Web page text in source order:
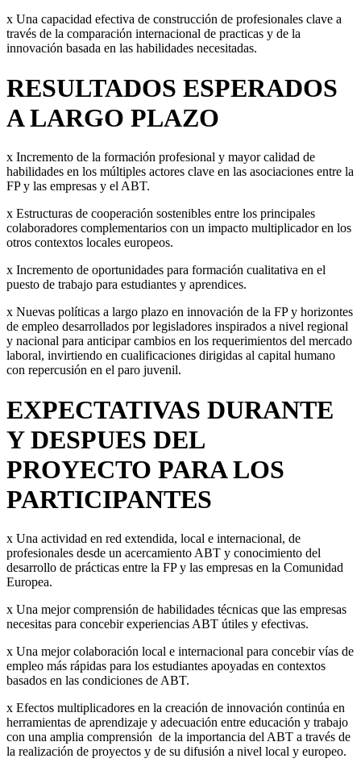
x Una capacidad efectiva de construcción de profesionales clave a
través de la comparación internacional de practicas y de la
innovación basada en las habilidades necesitadas.
RESULTADOS ESPERADOS
A LARGO PLAZO
x Incremento de la formación profesional y mayor calidad de
habilidades en los múltiples actores clave en las asociaciones entre la
FP y las empresas y el ABT.
x Estructuras de cooperación sostenibles entre los principales
colaboradores complementarios con un impacto multiplicador en los
otros contextos locales europeos.
x Incremento de oportunidades para formación cualitativa en el
puesto de trabajo para estudiantes y aprendices.
x Nuevas políticas a largo plazo en innovación de la FP y horizontes
de empleo desarrollados por legisladores inspirados a nivel regional
y nacional para anticipar cambios en los requerimientos del mercado
laboral, invirtiendo en cualificaciones dirigidas al capital humano
con repercusión en el paro juvenil.
EXPECTATIVAS DURANTE
Y DESPUES DEL
PROYECTO PARA LOS
PARTICIPANTES
x Una actividad en red extendida, local e internacional, de
profesionales desde un acercamiento ABT y conocimiento del
desarrollo de prácticas entre la FP y las empresas en la Comunidad
Europea.
x Una mejor comprensión de habilidades técnicas que las empresas
necesitas para concebir experiencias ABT útiles y efectivas.
x Una mejor colaboración local e internacional para concebir vías de
empleo más rápidas para los estudiantes apoyadas en contextos
basados en las condiciones de ABT.
x Efectos multiplicadores en la creación de innovación continúa en
herramientas de aprendizaje y adecuación entre educación y trabajo
con una amplia comprensión de la importancia del ABT a través de
la realización de proyectos y de su difusión a nivel local y europeo.